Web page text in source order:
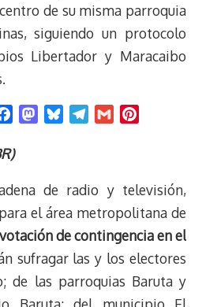
de su misma parroquia
siguiendo un protocolo
Libertador y Maracaibo
c
b
o
o
M
o
d
o
s
k
y
g
r
l
e
r
e
t
de radio y televisión,
el área metropolitana de
de contingencia en el
sufragar las y los electores
de las parroquias Baruta y